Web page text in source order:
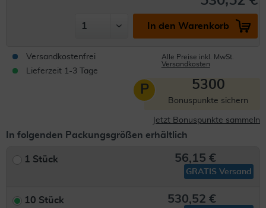
In den Warenkorb
Versandkostenfrei
Lieferzeit 1-3 Tage
Alle Preise inkl. MwSt.
Versandkosten
P 5300
Bonuspunkte sichern
Jetzt Bonuspunkte sammeln
In folgenden Packungsgrößen erhältlich
1 Stück 56,15 €
GRATIS Versand
10 Stück 530,52 €